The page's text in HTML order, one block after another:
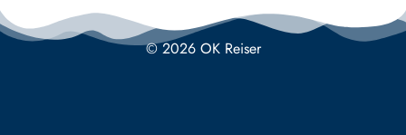
© 2026 OK Reiser